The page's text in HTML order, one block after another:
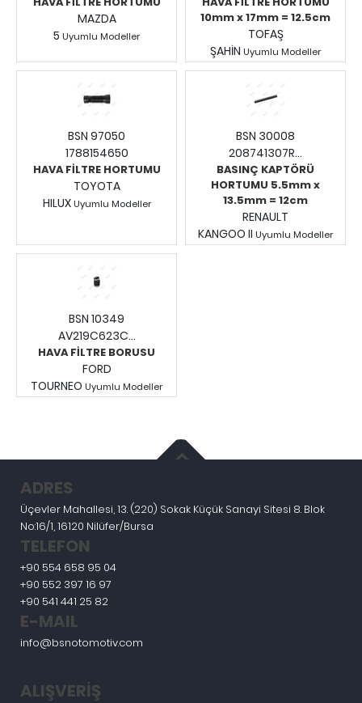
MAZDA
5 Uyumlu Modeller
Giriş Yapınız.
10mm x 17mm = 12.5cm
TOFAŞ
ŞAHİN Uyumlu Modeller
Fiyatları Görmek İçin
Giriş Yapınız.
BSN 97050
1788154650
HAVA FİLTRE HORTUMU
TOYOTA
HILUX Uyumlu Modeller
Giriş Yapınız.
BSN 30008
208741307R...
BASINÇ KAPTÖRÜ
HORTUMU 5.5mm x
13.5mm = 12cm
RENAULT
KANGOO II Uyumlu Modeller
BSN 10349
AV219C623C...
HAVA FİLTRE BORUSU
FORD
TOURNEO Uyumlu Modeller
ADRES
Üçevler Mahallesi, 13. (220) Sokak Küçük Sanayi Sitesi 8. Blok
No:16/1, 16120 Nilüfer/Bursa
TELEFON
+90 554 658 95 04
+90 552 397 16 97
+90 541 441 25 82
E-MAIL
info@bsnotomotiv.com
ALIŞVERİŞ